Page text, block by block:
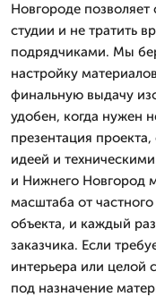
Новгороде позволяет
студии и не тратить
подрядчиками. Мы
настройку
финальную выдачу
удобен, когда нужен
презентация
идеей и
и Нижнего Новгород
масштаба от
объекта, и каждый
заказчика. Если
интерьера или целой
под назначение